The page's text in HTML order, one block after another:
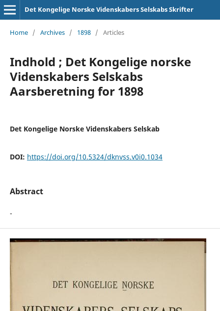
Det Kongelige Norske Videnskabers Selskabs Skrifter
Home / Archives / 1898 / Articles
Indhold ; Det Kongelige norske
Videnskabers Selskabs
Aarsberetning for 1898
Det Kongelige Norske Videnskabers Selskab
DOI: https://doi.org/10.5324/dknvss.v0i0.1034
Abstract
-